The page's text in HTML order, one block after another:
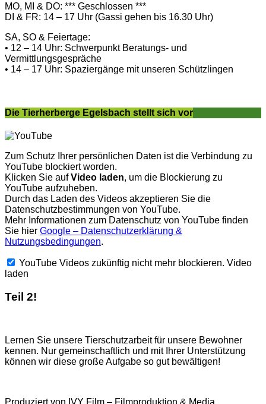
MO, MI & DO: *** Geschlossen ***
DI & FR: 14 – 17 Uhr (Gassi gehen bis 16.30 Uhr)
SA, SO & Feiertage:
• 12 – 14 Uhr: Schwerpunkt Beratungs- und
Vermittlungsgespräche
• 14 – 17 Uhr: Spaziergänge mit unseren Schützlingen
Die Tierherberge Egelsbach stellt sich vor
Zum Schutz Ihrer persönlichen Daten ist die Verbindung zu
YouTube blockiert worden.
Klicken Sie aufVideo laden, um die Blockierung zu
YouTube aufzuheben.
Durch das Laden des Videos akzeptieren Sie die
Datenschutzbestimmungen von YouTube.
Mehr Informationen zum Datenschutz von YouTube finden
Sie hier Google – Datenschutzerklärung &
Nutzungsbedingungen.
YouTube Videos zukünftig nicht mehr blockieren. Video
laden
Teil 2!
Lernen Sie unsere Tierschutzarbeit für unsere Bewohner
kennen. Nur gemeinschaftlich und mit Ihrer Unterstützung
können wir diese große Aufgabe so gut bewältigen!
Produziert von IVY Film – Filmproduktion & Media